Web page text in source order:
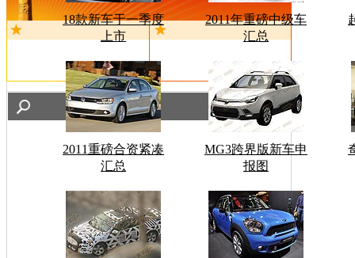
18款新车于一季度
上市
2011年重磅中级车
汇总
2011重磅合资紧凑
汇总
MG3跨界版新车申
报图